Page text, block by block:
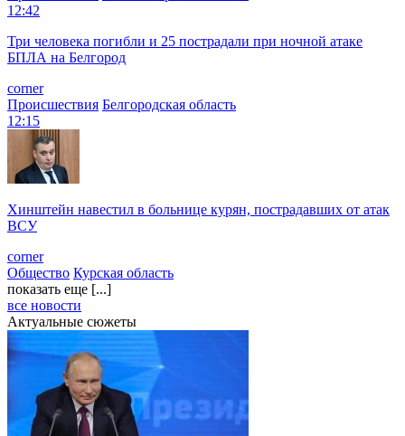
12:42
Три человека погибли и 25 пострадали при ночной атаке
БПЛА на Белгород
corner
Происшествия Белгородская область
12:15
Хинштейн навестил в больнице курян, пострадавших от атак
ВСУ
corner
Общество Курская область
показать еще [...]
все новости
Актуальные сюжеты